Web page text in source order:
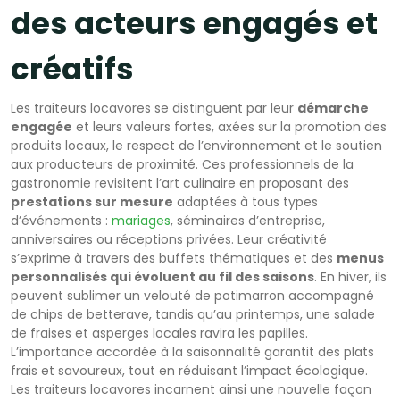
des acteurs engagés et
créatifs
Les traiteurs locavores se distinguent par leur démarche
engagée et leurs valeurs fortes, axées sur la promotion des
produits locaux, le respect de l’environnement et le soutien
aux producteurs de proximité. Ces professionnels de la
gastronomie revisitent l’art culinaire en proposant des
prestations sur mesure adaptées à tous types
d’événements : mariages, séminaires d’entreprise,
anniversaires ou réceptions privées. Leur créativité
s’exprime à travers des buffets thématiques et des menus
personnalisés qui évoluent au fil des saisons. En hiver, ils
peuvent sublimer un velouté de potimarron accompagné
de chips de betterave, tandis qu’au printemps, une salade
de fraises et asperges locales ravira les papilles.
L’importance accordée à la saisonnalité garantit des plats
frais et savoureux, tout en réduisant l’impact écologique.
Les traiteurs locavores incarnent ainsi une nouvelle façon